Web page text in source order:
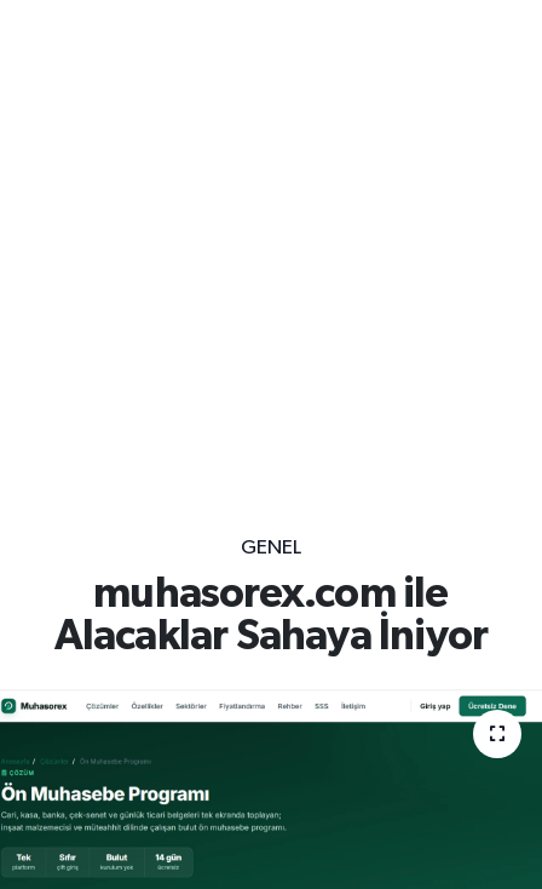
GENEL
muhasorex.com ile
Alacaklar Sahaya İniyor